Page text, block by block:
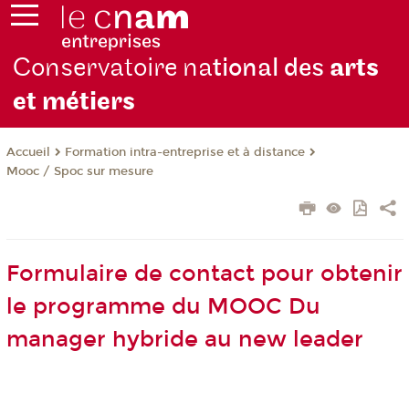
Conservatoire national des arts
et métiers
Accueil
Formation intra-entreprise et à distance
Mooc / Spoc sur mesure
Formulaire de contact pour obtenir
le programme du MOOC Du
manager hybride au new leader